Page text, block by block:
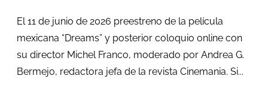
El 11 de junio de 2026 preestreno de la película
mexicana “Dreams” y posterior coloquio online con
su director Michel Franco, moderado por Andrea G.
Bermejo, redactora jefa de la revista Cinemania. Si...